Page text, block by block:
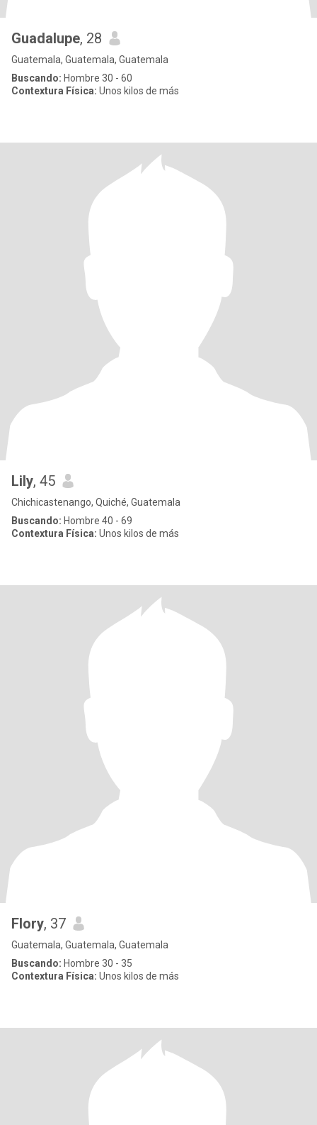
Guadalupe, 28
Guatemala, Guatemala, Guatemala
Buscando: Hombre 30 - 60
Contextura Física: Unos kilos de más
Lily, 45
Chichicastenango, Quiché, Guatemala
Buscando: Hombre 40 - 69
Contextura Física: Unos kilos de más
Flory, 37
Guatemala, Guatemala, Guatemala
Buscando: Hombre 30 - 35
Contextura Física: Unos kilos de más